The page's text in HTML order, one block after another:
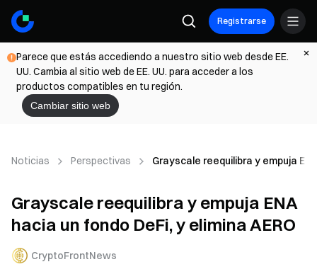
Registrarse
Parece que estás accediendo a nuestro sitio web desde EE.
UU. Cambia al sitio web de EE. UU. para acceder a los
productos compatibles en tu región.
Cambiar sitio web
Noticias Perspectivas Grayscale reequilibra y empuja
Grayscale reequilibra y empuja ENA
hacia un fondo DeFi, y elimina AERO
CryptoFrontNews